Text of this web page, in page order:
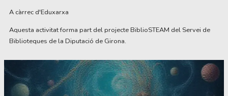
A càrrec d'Eduxarxa
Aquesta activitat forma part del projecte BiblioSTEAM del Servei de
Biblioteques de la Diputació de Girona.